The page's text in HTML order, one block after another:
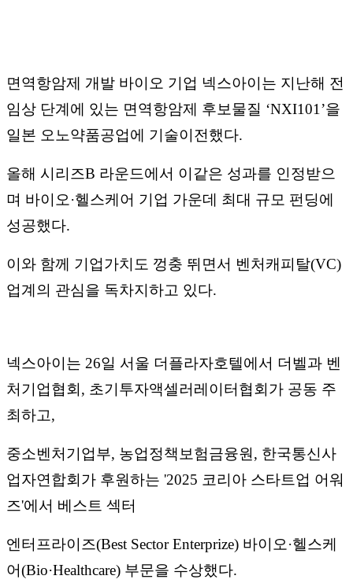
면역항암제 개발 바이오 기업 넥스아이는 지난해 전
임상 단계에 있는 면역항암제 후보물질 ‘NXI101’을
일본 오노약품공업에 기술이전했다.
올해 시리즈B 라운드에서 이같은 성과를 인정받으
며 바이오·헬스케어 기업 가운데 최대 규모 펀딩에
성공했다.
이와 함께 기업가치도 껑충 뛰면서 벤처캐피탈(VC)
업계의 관심을 독차지하고 있다.
넥스아이는 26일 서울 더플라자호텔에서 더벨과 벤
처기업협회, 초기투자액셀러레이터협회가 공동 주
최하고,
중소벤처기업부, 농업정책보험금융원, 한국통신사
업자연합회가 후원하는 '2025 코리아 스타트업 어워
즈'에서 베스트 섹터
엔터프라이즈(Best Sector Enterprize) 바이오·헬스케
어(Bio·Healthcare) 부문을 수상했다.